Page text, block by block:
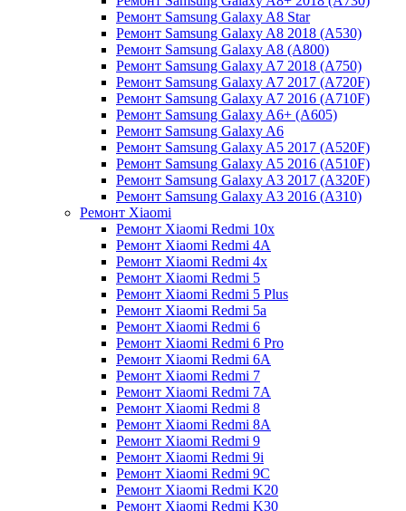
Ремонт Samsung Galaxy A8 Star
Ремонт Samsung Galaxy A8 2018 (A530)
Ремонт Samsung Galaxy A8 (A800)
Ремонт Samsung Galaxy A7 2018 (A750)
Ремонт Samsung Galaxy A7 2017 (A720F)
Ремонт Samsung Galaxy A7 2016 (A710F)
Ремонт Samsung Galaxy A6+ (A605)
Ремонт Samsung Galaxy A6
Ремонт Samsung Galaxy A5 2017 (A520F)
Ремонт Samsung Galaxy A5 2016 (A510F)
Ремонт Samsung Galaxy A3 2017 (A320F)
Ремонт Samsung Galaxy A3 2016 (A310)
Ремонт Xiaomi
Ремонт Xiaomi Redmi 10x
Ремонт Xiaomi Redmi 4A
Ремонт Xiaomi Redmi 4x
Ремонт Xiaomi Redmi 5
Ремонт Xiaomi Redmi 5 Plus
Ремонт Xiaomi Redmi 5a
Ремонт Xiaomi Redmi 6
Ремонт Xiaomi Redmi 6 Pro
Ремонт Xiaomi Redmi 6A
Ремонт Xiaomi Redmi 7
Ремонт Xiaomi Redmi 7A
Ремонт Xiaomi Redmi 8
Ремонт Xiaomi Redmi 8A
Ремонт Xiaomi Redmi 9
Ремонт Xiaomi Redmi 9i
Ремонт Xiaomi Redmi 9C
Ремонт Xiaomi Redmi K20
Ремонт Xiaomi Redmi K30